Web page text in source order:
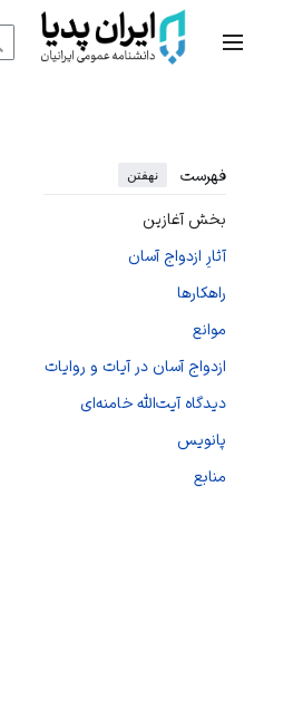
منوی اصلی
فهرست نهفتن
بخش آغازین
آثارِ ازدواج آسان
راهکارها
موانع
ازدواج آسان در آیات و روایات
دیدگاه آیت‌‌الله خامنه‌ای
پانویس
منابع